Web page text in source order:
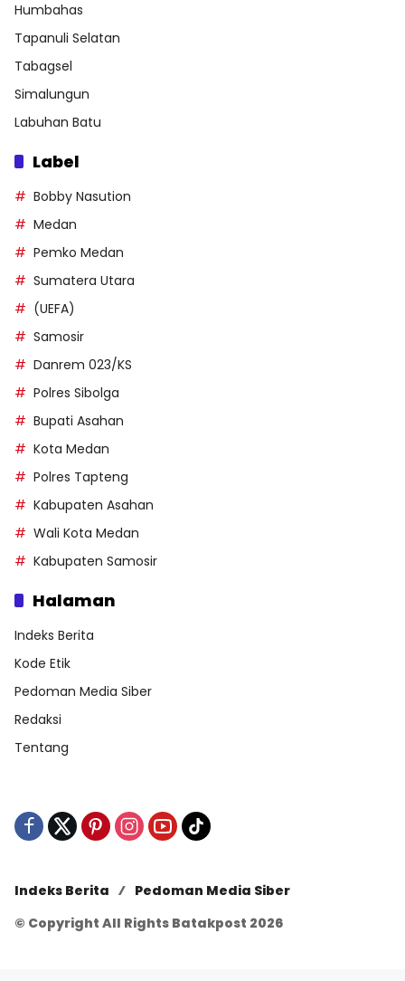
Humbahas
Tapanuli Selatan
Tabagsel
Simalungun
Labuhan Batu
Label
Bobby Nasution
Medan
Pemko Medan
Sumatera Utara
(UEFA)
Samosir
Danrem 023/KS
Polres Sibolga
Bupati Asahan
Kota Medan
Polres Tapteng
Kabupaten Asahan
Wali Kota Medan
Kabupaten Samosir
Halaman
Indeks Berita
Kode Etik
Pedoman Media Siber
Redaksi
Tentang
Indeks Berita
Pedoman Media Siber
© Copyright All Rights Batakpost 2026